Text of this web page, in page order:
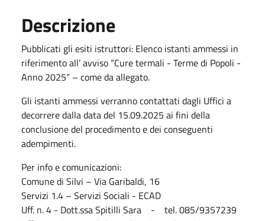
Descrizione
Pubblicati gli esiti istruttori: Elenco istanti ammessi in
riferimento all’ avviso “Cure termali - Terme di Popoli -
Anno 2025” – come da allegato.
Gli istanti ammessi verranno contattati dagli Uffici a
decorrere dalla data del 15.09.2025 ai fini della
conclusione del procedimento e dei conseguenti
adempimenti.
Per info e comunicazioni:
Comune di Silvi – Via Garibaldi, 16
Servizi 1.4 – Servizi Sociali - ECAD
Uff. n. 4 - Dott.ssa Spitilli Sara - tel. 085/9357239